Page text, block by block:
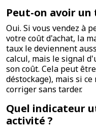
Peut-on avoir
Oui. Si vous vendez à
votre coût d'achat, la
taux le deviennent
calcul, mais le signal
son coût. Cela peut
déstockage), mais si
corriger sans tarder.
Quel indicateur
activité ?